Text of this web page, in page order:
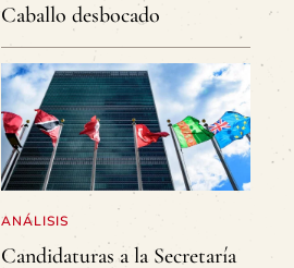
Caballo desbocado
ANÁLISIS
Candidaturas a la Secretaría